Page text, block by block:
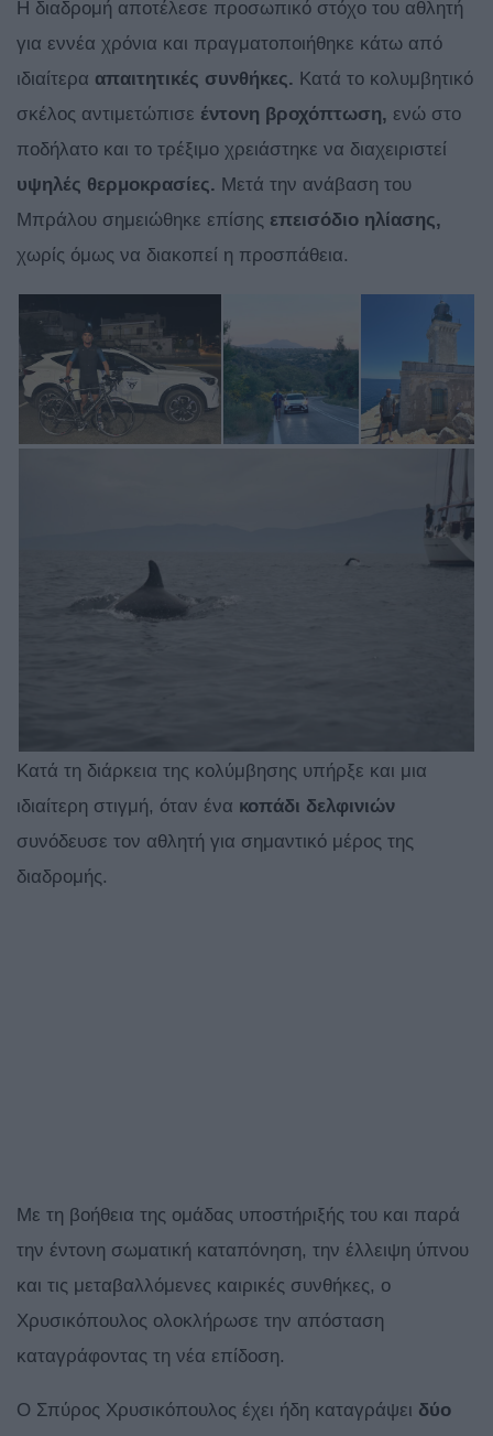
Η διαδρομή αποτέλεσε προσωπικό στόχο του αθλητή
για εννέα χρόνια και πραγματοποιήθηκε κάτω από
ιδιαίτερα απαιτητικές συνθήκες. Κατά το κολυμβητικό
σκέλος αντιμετώπισε έντονη βροχόπτωση, ενώ στο
ποδήλατο και το τρέξιμο χρειάστηκε να διαχειριστεί
υψηλές θερμοκρασίες. Μετά την ανάβαση του
Μπράλου σημειώθηκε επίσης επεισόδιο ηλίασης,
χωρίς όμως να διακοπεί η προσπάθεια.
Κατά τη διάρκεια της κολύμβησης υπήρξε και μια
ιδιαίτερη στιγμή, όταν ένα κοπάδι δελφινιών
συνόδευσε τον αθλητή για σημαντικό μέρος της
διαδρομής.
Με τη βοήθεια της ομάδας υποστήριξής του και παρά
την έντονη σωματική καταπόνηση, την έλλειψη ύπνου
και τις μεταβαλλόμενες καιρικές συνθήκες, ο
Χρυσικόπουλος ολοκλήρωσε την απόσταση
καταγράφοντας τη νέα επίδοση.
Ο Σπύρος Χρυσικόπουλος έχει ήδη καταγράψει δύο